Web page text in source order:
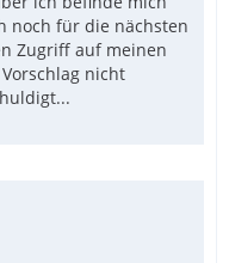
noch für die nächsten
Zugriff auf meinen
nicht